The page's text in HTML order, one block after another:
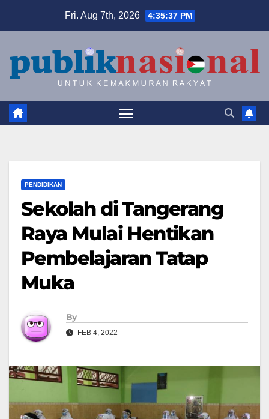
Fri. Aug 7th, 2026 4:35:39 PM
PENDIDIKAN
Sekolah di Tangerang
Raya Mulai Hentikan
Pembelajaran Tatap
Muka
By
FEB 4, 2022